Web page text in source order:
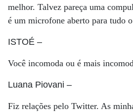
melhor. Talvez pareça uma
é um microfone aberto para tudo
ISTOÉ –
Você incomoda ou é mais
Luana Piovani –
Fiz relações pelo Twitter. As